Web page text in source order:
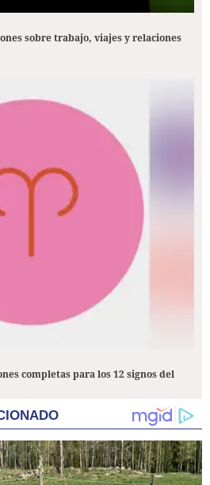
sobre trabajo, viajes y relaciones
completas para los 12 signos del